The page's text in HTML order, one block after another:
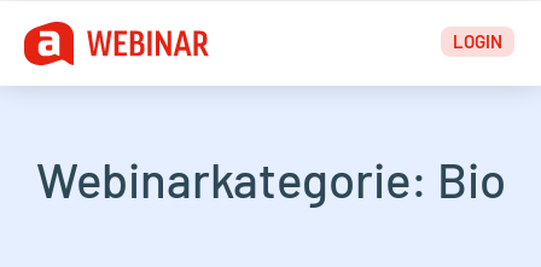
Inhalt
springen
LOGIN
Webinarkategorie: Bio